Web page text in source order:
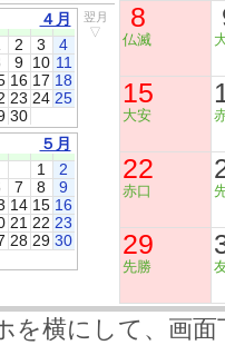
４月
2 3
4
9 10 11
16 17 18
23 24 25
30
翌月
▽
５月
1
2
7 8
9
14 15 16
21 22 23
28 29 30
8
仏滅
15
大安
22
赤口
29
先勝
を横にして、画